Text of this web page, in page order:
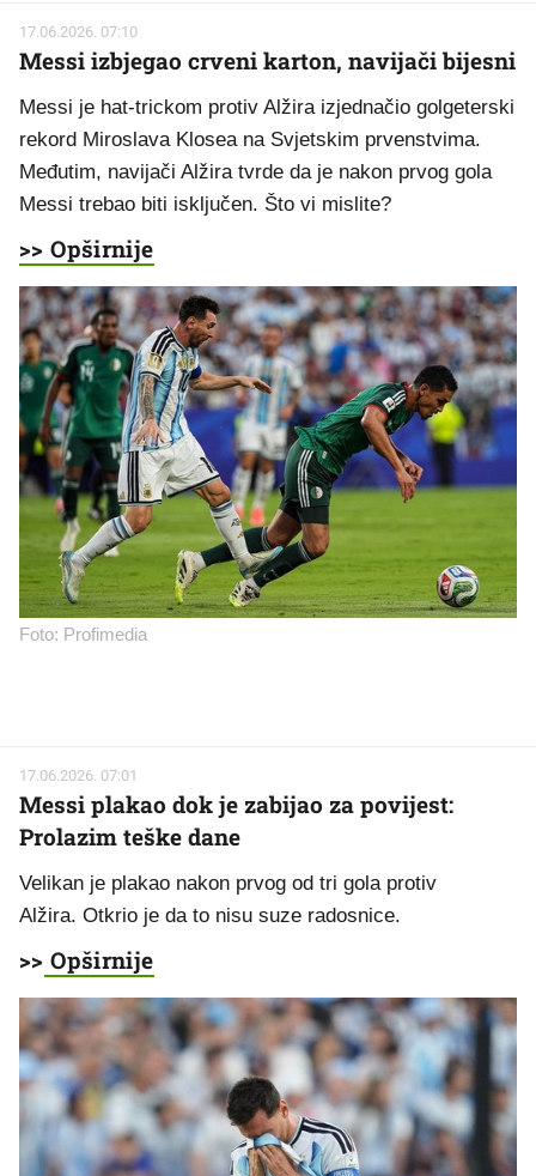
17.06.2026. 07:10
Messi izbjegao crveni karton, navijači bijesni
Messi je hat-trickom protiv Alžira izjednačio golgeterski
rekord Miroslava Klosea na Svjetskim prvenstvima.
Međutim, navijači Alžira tvrde da je nakon prvog gola
Messi trebao biti isključen. Što vi mislite?
>> Opširnije
Foto: Profimedia
17.06.2026. 07:01
Messi plakao dok je zabijao za povijest:
Prolazim teške dane
Velikan je plakao nakon prvog od tri gola protiv
Alžira. Otkrio je da to nisu suze radosnice.
>> Opširnije